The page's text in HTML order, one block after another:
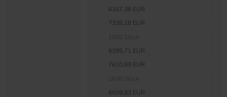
6167,38 EUR
7339,18 EUR
6395,71 EUR
7610,89 EUR
6699,83 EUR